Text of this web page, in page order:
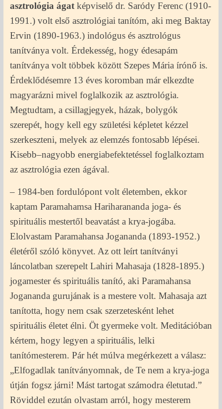
asztrológia ágat képviselő dr. Saródy Ferenc (1910-
1991.) volt első asztrológiai tanítóm, aki meg Baktay
Ervin (1890-1963.) indológus és asztrológus
tanítványa volt. Érdekesség, hogy édesapám
tanítványa volt többek között Szepes Mária írónő is.
Érdeklődésemre 13 éves koromban már elkezdte
magyarázni mivel foglalkozik az asztrológia.
Megtudtam, a csillagjegyek, házak, bolygók
szerepét, hogy kell egy születési képletet kézzel
szerkeszteni, melyek az elemzés fontosabb lépései.
Kisebb–nagyobb energiabefektetéssel foglalkoztam
az asztrológia ezen ágával.
– 1984-ben fordulópont volt életemben, ekkor
kaptam Paramahamsa Hariharananda joga- és
spirituális mestertől beavatást a krya-jogába.
Elolvastam Paramahansa Jogananda (1893-1952.)
életéről szóló könyvet. Az ott leírt tanítványi
láncolatban szerepelt Lahiri Mahasaja (1828-1895.)
jogamester és spirituális tanító, aki Paramahansa
Jogananda gurujának is a mestere volt. Mahasaja azt
tanította, hogy nem csak szerzetesként lehet
spirituális életet élni. Öt gyermeke volt. Meditációban
kértem, hogy legyen a spirituális, lelki
tanítómesterem. Pár hét múlva megérkezett a válasz:
„Elfogadlak tanítványomnak, de Te nem a krya-joga
útján fogsz járni! Mást tartogat számodra életutad.”
Röviddel ezután olvastam arról, hogy mesterem